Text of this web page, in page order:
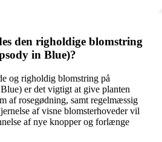
den righoldige blomstring
in Blue)?
og righoldig blomstring på
er det vigtigt at give planten
af rosegødning, samt regelmæssig
af visne blomsterhoveder vil
af nye knopper og forlænge